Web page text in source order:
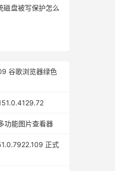
磁盘被写保护怎么
谷歌浏览器绿色
功能图片查看器
正式